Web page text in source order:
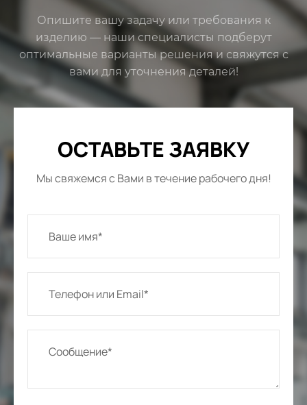
ОСТАВЬТЕ ЗАЯВКУ
Мы свяжемся с Вами в течение рабочего дня!
Опишите вашу задачу или требования к
изделию — наши специалисты подберут
оптимальные варианты решения и свяжутся с
вами для уточнения деталей!